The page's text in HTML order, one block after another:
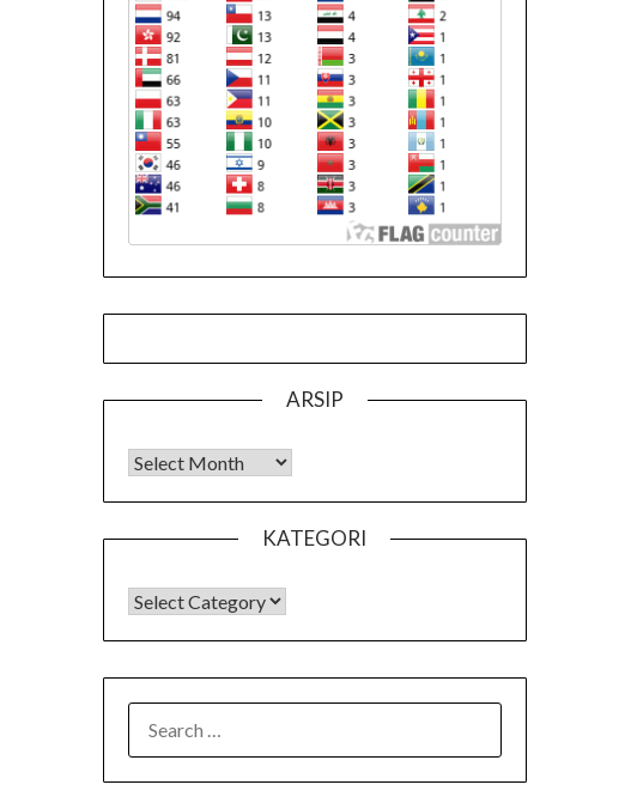
ARSIP
Arsip
KATEGORI
KATEGORI
FOR: